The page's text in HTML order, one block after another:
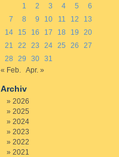
1
2 3 4 5
6
7
8 9 10 11 12
13
14
15 16 17 18 19
20
21
22 23 24 25 26
27
28
29 30 31
« Feb. Apr. »
Archiv
2026
2025
2024
2023
2022
2021